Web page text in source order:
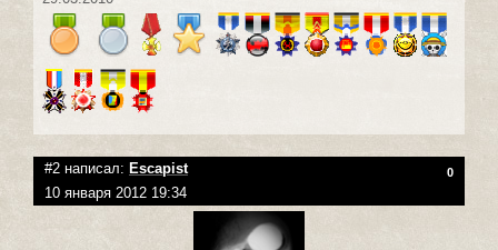
#2 написал: Escapist 0
10 января 2012 19:34